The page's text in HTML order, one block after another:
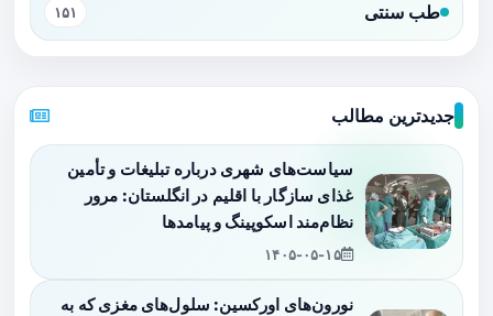
طب سنتی ۱۵۱
جدیدترین مطالب
سیاست‌های شهری درباره تبلیغات و تأمین
غذای سازگار با اقلیم در انگلستان: مرور
نظام‌مند اسکوپینگ و پیامدها
۱۴۰۵-۰۵-۱۵
نورون‌های اورکسین: سلول‌های مغزی که به